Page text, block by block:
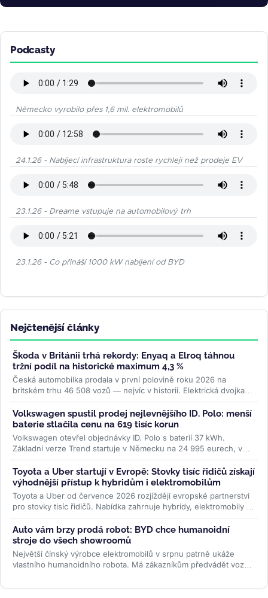
Podcasty
Německo vyrobilo přes 1,6 mil. elektromobilů
24.1.26 - Nabíjecí infrastruktura roste rychleji než prodeje EV
23.1.26 - Dreame vstupuje na automobilový trh
23.1.26 - Co přináší 1000 kW nabíjení od BYD
Nejčtenější články
Škoda v Británii trhá rekordy: Enyaq a Elroq táhnou
tržní podíl na historické maximum 4,3 %
Česká automobilka prodala v první polovině roku 2026 na
britském trhu 46 508 vozů — nejvíc v historii. Elektrická dvojka
Enyaq a Elroq...>>
Volkswagen spustil prodej nejlevnějšího ID. Polo: menší
baterie stlačila cenu na 619 tisíc korun
Volkswagen otevřel objednávky ID. Polo s baterií 37 kWh.
Základní verze Trend startuje v Německu na 24 995 eurech, v
Česku na 619 000 Kč....>>
Toyota a Uber startují v Evropě: Stovky tisíc řidičů získají
výhodnější přístup k hybridům i elektromobilům
Toyota a Uber od července 2026 rozjíždějí evropské partnerství
pro stovky tisíc řidičů. Nabídka zahrnuje hybridy, elektromobily i
ojetiny...>>
Auto vám brzy prodá robot: BYD chce humanoidní
stroje do všech showroomů
Největší čínský výrobce elektromobilů v srpnu patrně ukáže
vlastního humanoidního robota. Má zákazníkům předvádět vozy,